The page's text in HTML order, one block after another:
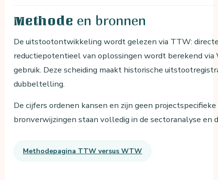
Methode en bronnen
De uitstootontwikkeling wordt gelezen via TTW:
reductiepotentieel van oplossingen wordt berekend
gebruik. Deze scheiding maakt historische
dubbeltelling.
De cijfers ordenen kansen en zijn geen
bronverwijzingen staan volledig in de sectoranalyse en
Methodepagina TTW versus WTW